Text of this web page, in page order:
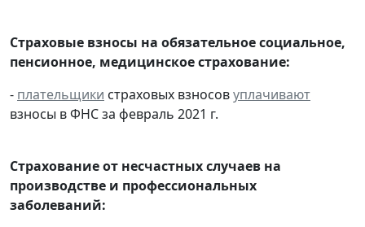
Страховые взносы на обязательное социальное,
пенсионное, медицинское страхование:
- плательщики страховых взносовуплачивают
взносы в ФНС за февраль 2021 г.
Страхование от несчастных случаев на
производстве и профессиональных
заболеваний: